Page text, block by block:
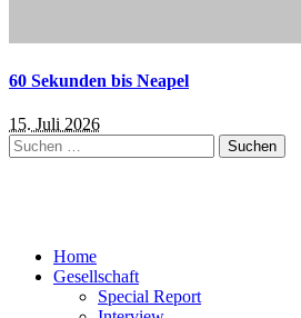
60 Sekunden bis Neapel
15. Juli 2026
Suchen
nach:
Home
Gesellschaft
Special Report